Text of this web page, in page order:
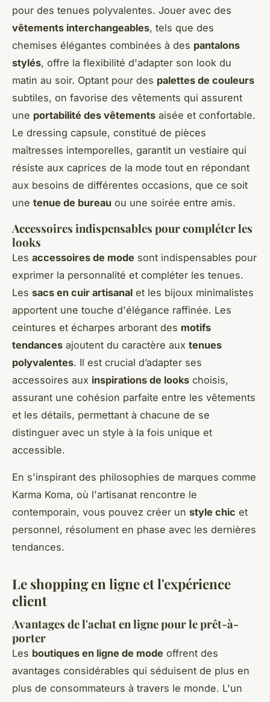
pour des tenues polyvalentes. Jouer avec des
vêtements interchangeables, tels que des
chemises élégantes combinées à des pantalons
stylés, offre la flexibilité d'adapter son look du
matin au soir. Optant pour des palettes de couleurs
subtiles, on favorise des vêtements qui assurent
une portabilité des vêtements aisée et confortable.
Le dressing capsule, constitué de pièces
maîtresses intemporelles, garantit un vestiaire qui
résiste aux caprices de la mode tout en répondant
aux besoins de différentes occasions, que ce soit
une tenue de bureau ou une soirée entre amis.
Accessoires indispensables pour compléter les
looks
Les accessoires de mode sont indispensables pour
exprimer la personnalité et compléter les tenues.
Les sacs en cuir artisanal et les bijoux minimalistes
apportent une touche d'élégance raffinée. Les
ceintures et écharpes arborant des motifs
tendances ajoutent du caractère aux tenues
polyvalentes. Il est crucial d’adapter ses
accessoires aux inspirations de looks choisis,
assurant une cohésion parfaite entre les vêtements
et les détails, permettant à chacune de se
distinguer avec un style à la fois unique et
accessible.
En s'inspirant des philosophies de marques comme
Karma Koma, où l'artisanat rencontre le
contemporain, vous pouvez créer un style chic et
personnel, résolument en phase avec les dernières
tendances.
Le shopping en ligne et l'expérience
client
Avantages de l'achat en ligne pour le prêt-à-
porter
Les boutiques en ligne de mode offrent des
avantages considérables qui séduisent de plus en
plus de consommateurs à travers le monde. L'un